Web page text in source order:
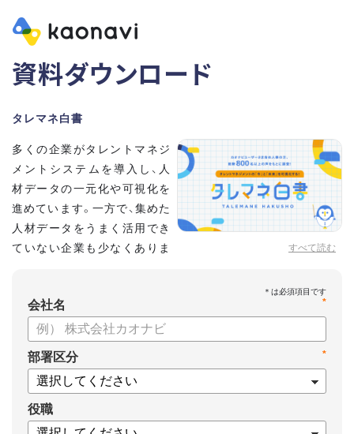
資料ダウンロード
タレマネ白書
すべて読む
多くの企業がタレントマネジ
メントシステムを導入し、人
材データの一元化や可視化を
進めています。一方で、集めた
人材データをうまく活用でき
ていない企業も少なくありま
こうした実情をふまえ、システム導入有無に留まらず、活用状
況や成果を明らかにすべく調査いたしました。
【資料の内容】
・タレントマネジメント推進の事業戦略貢献度
・タレントマネジメントシステム導入の手応え
・人事担当者以外でのカオナビ利用比率
*
会社名
*
部署区分
役職